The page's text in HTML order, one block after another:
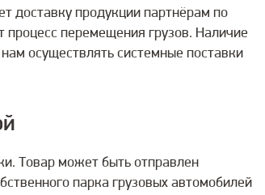
доставку продукции партнёрам по
процесс перемещения грузов. Наличие
осуществлять системные поставки
Товар может быть отправлен
парка грузовых автомобилей